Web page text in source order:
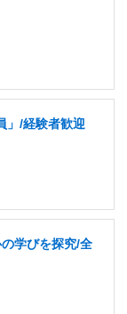
」/経験者歓迎
学びを探究/全